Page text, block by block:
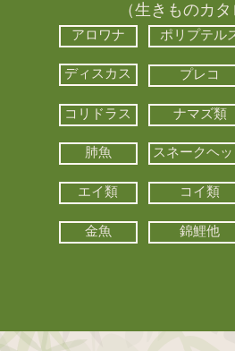
（生きものカタ
アロワナ ポリプテル
ディスカス プレコ
コリドラス ナマズ類
肺魚 スネークヘッ
エイ類 コイ類
金魚 錦鯉他